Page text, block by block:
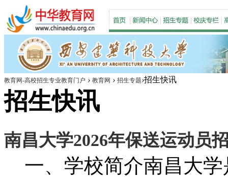
教育网-高校招生专业教育门户 › 教育网 › 招生专题›招生快讯
招生快讯
南昌大学2026年保送运动员
一、学校简介南昌大